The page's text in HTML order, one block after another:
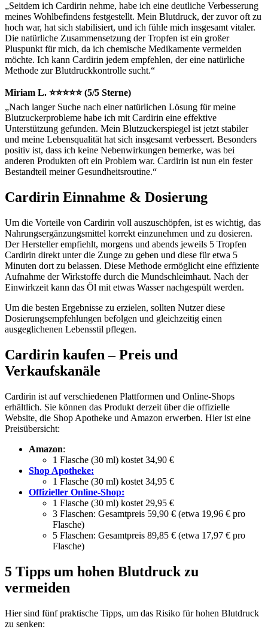
„Seitdem ich Cardirin nehme, habe ich eine deutliche Verbesserung
meines Wohlbefindens festgestellt. Mein Blutdruck, der zuvor oft zu
hoch war, hat sich stabilisiert, und ich fühle mich insgesamt vitaler.
Die natürliche Zusammensetzung der Tropfen ist ein großer
Pluspunkt für mich, da ich chemische Medikamente vermeiden
möchte. Ich kann Cardirin jedem empfehlen, der eine natürliche
Methode zur Blutdruckkontrolle sucht.“
Miriam L. ⭐⭐⭐⭐⭐ (5/5 Sterne)
„Nach langer Suche nach einer natürlichen Lösung für meine
Blutzuckerprobleme habe ich mit Cardirin eine effektive
Unterstützung gefunden. Mein Blutzuckerspiegel ist jetzt stabiler
und meine Lebensqualität hat sich insgesamt verbessert. Besonders
positiv ist, dass ich keine Nebenwirkungen bemerke, was bei
anderen Produkten oft ein Problem war. Cardirin ist nun ein fester
Bestandteil meiner Gesundheitsroutine.“
Cardirin Einnahme & Dosierung
Um die Vorteile von Cardirin voll auszuschöpfen, ist es wichtig, das
Nahrungsergänzungsmittel korrekt einzunehmen und zu dosieren.
Der Hersteller empfiehlt, morgens und abends jeweils 5 Tropfen
Cardirin direkt unter die Zunge zu geben und diese für etwa 5
Minuten dort zu belassen. Diese Methode ermöglicht eine effiziente
Aufnahme der Wirkstoffe durch die Mundschleimhaut. Nach der
Einwirkzeit kann das Öl mit etwas Wasser nachgespült werden.
Um die besten Ergebnisse zu erzielen, sollten Nutzer diese
Dosierungsempfehlungen befolgen und gleichzeitig einen
ausgeglichenen Lebensstil pflegen.
Cardirin kaufen – Preis und
Verkaufskanäle
Cardirin ist auf verschiedenen Plattformen und Online-Shops
erhältlich. Sie können das Produkt derzeit über die offizielle
Website, die Shop Apotheke und Amazon erwerben. Hier ist eine
Preisübersicht:
Amazon:
1 Flasche (30 ml) kostet 34,90 €
Shop Apotheke:
1 Flasche (30 ml) kostet 34,95 €
Offizieller Online-Shop:
1 Flasche (30 ml) kostet 29,95 €
3 Flaschen: Gesamtpreis 59,90 € (etwa 19,96 € pro
Flasche)
5 Flaschen: Gesamtpreis 89,85 € (etwa 17,97 € pro
Flasche)
5 Tipps um hohen Blutdruck zu
vermeiden
Hier sind fünf praktische Tipps, um das Risiko für hohen Blutdruck
zu senken: